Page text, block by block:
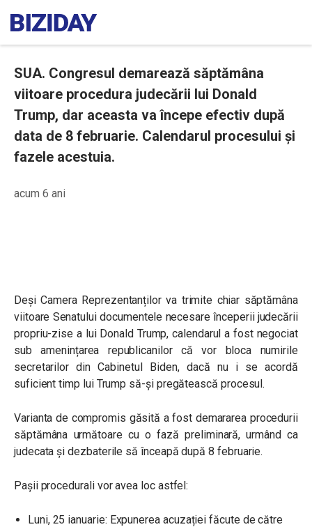
SUA. Congresul demarează săptămâna
viitoare procedura judecării lui Donald
Trump, dar aceasta va începe efectiv după
data de 8 februarie. Calendarul procesului și
fazele acestuia.
acum 6 ani
Deși Camera Reprezentanților va trimite chiar săptămâna
viitoare Senatului documentele necesare începerii judecării
propriu-zise a lui Donald Trump, calendarul a fost negociat
sub amenințarea republicanilor că vor bloca numirile
secretarilor din Cabinetul Biden, dacă nu i se acordă
suficient timp lui Trump să-și pregătească procesul.
Varianta de compromis găsită a fost demararea procedurii
săptămâna următoare cu o fază preliminară, urmând ca
judecata și dezbaterile să înceapă după 8 februarie.
Pașii procedurali vor avea loc astfel:
Luni, 25 ianuarie: Expunerea acuzației făcute de către